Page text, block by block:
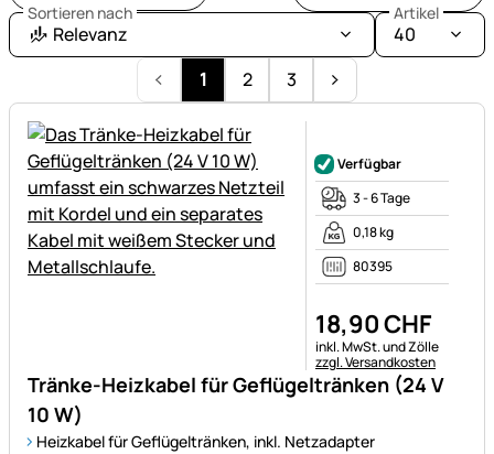
Sortieren nach
Relevanz
Artikel
40
1
2 3
Tränke-Heizkabel für Geflügeltränken (24 V
10 W)
Heizkabel für Geflügeltränken, inkl. Netzadapter
Verfügbar
3 - 6 Tage
0,18 kg
80395
18,90CHF
Steuerhinweis:
inkl. MwSt. und Zölle
zzgl. Versandkosten